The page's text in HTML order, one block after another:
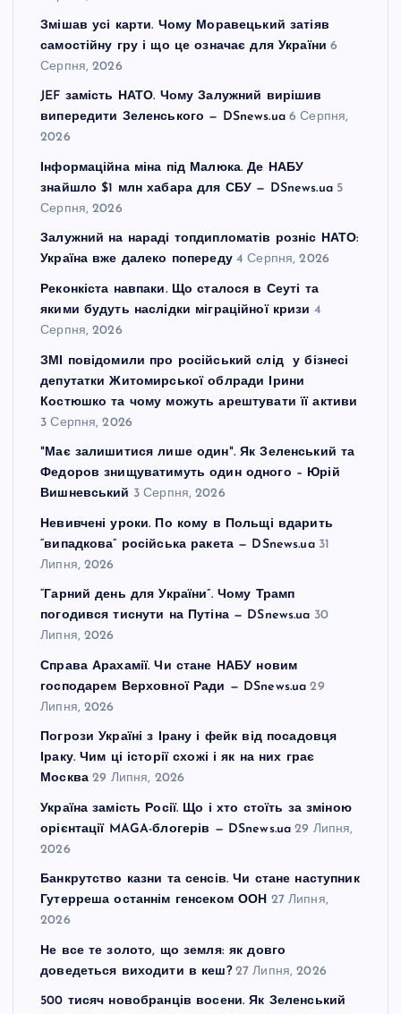
Змішав усі карти. Чому Моравецький затіяв
самостійну гру і що це означає для України 6
Серпня, 2026
JEF замість НАТО. Чому Залужний вирішив
випередити Зеленського — DSnews.ua 6 Серпня,
2026
Інформаційна міна під Малюка. Де НАБУ
знайшло $1 млн хабара для СБУ — DSnews.ua 5
Серпня, 2026
Залужний на нараді топдипломатів розніс НАТО:
Україна вже далеко попереду 4 Серпня, 2026
Реконкіста навпаки. Що сталося в Сеуті та
якими будуть наслідки міграційної кризи 4
Серпня, 2026
ЗМІ повідомили про російський слід у бізнесі
депутатки Житомирської облради Ірини
Костюшко та чому можуть арештувати її активи
3 Серпня, 2026
"Має залишитися лише один". Як Зеленський та
Федоров знищуватимуть один одного – Юрій
Вишневський 3 Серпня, 2026
Невивчені уроки. По кому в Польщі вдарить
“випадкова” російська ракета — DSnews.ua 31
Липня, 2026
“Гарний день для України”. Чому Трамп
погодився тиснути на Путіна — DSnews.ua 30
Липня, 2026
Справа Арахамії. Чи стане НАБУ новим
господарем Верховної Ради — DSnews.ua 29
Липня, 2026
Погрози Україні з Ірану і фейк від посадовця
Іраку. Чим ці історії схожі і як на них грає
Москва 29 Липня, 2026
Україна замість Росії. Що і хто стоїть за зміною
орієнтації MAGA-блогерів — DSnews.ua 29 Липня,
2026
Банкрутство казни та сенсів. Чи стане наступник
Гутерреша останнім генсеком ООН 27 Липня,
2026
Не все те золото, що земля: як довго
доведеться виходити в кеш? 27 Липня, 2026
500 тисяч новобранців восени. Як Зеленський